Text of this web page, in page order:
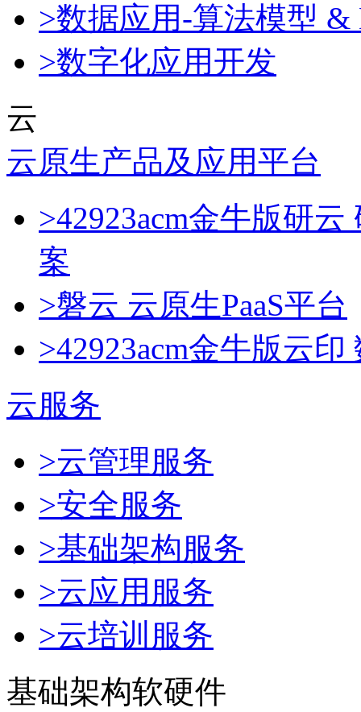
>数据应用-算法模型 &
>数字化应用开发
云
云原生产品及应用平台
>42923acm金牛版研
案
>磐云 云原生PaaS平台
>42923acm金牛版云
云服务
>云管理服务
>安全服务
>基础架构服务
>云应用服务
>云培训服务
基础架构软硬件